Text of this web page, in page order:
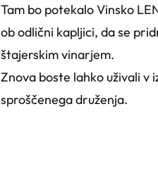
Tam bo potekalo Vinsko
ob odlični kapljici, da se
štajerskim vinarjem.
Znova boste lahko uživali v
sproščenega druženja.